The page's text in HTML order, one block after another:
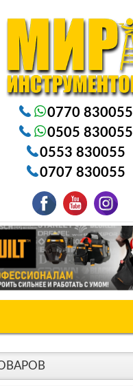
0770 830055
0505 830055
0553 830055
0707 830055